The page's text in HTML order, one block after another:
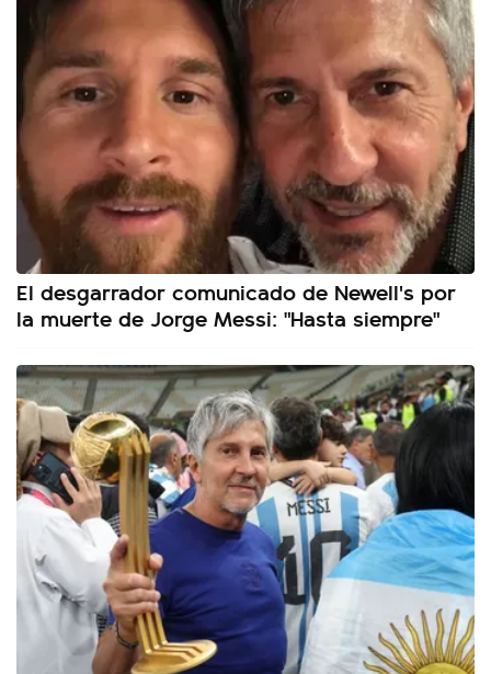
El desgarrador comunicado de Newell's por
la muerte de Jorge Messi: "Hasta siempre"